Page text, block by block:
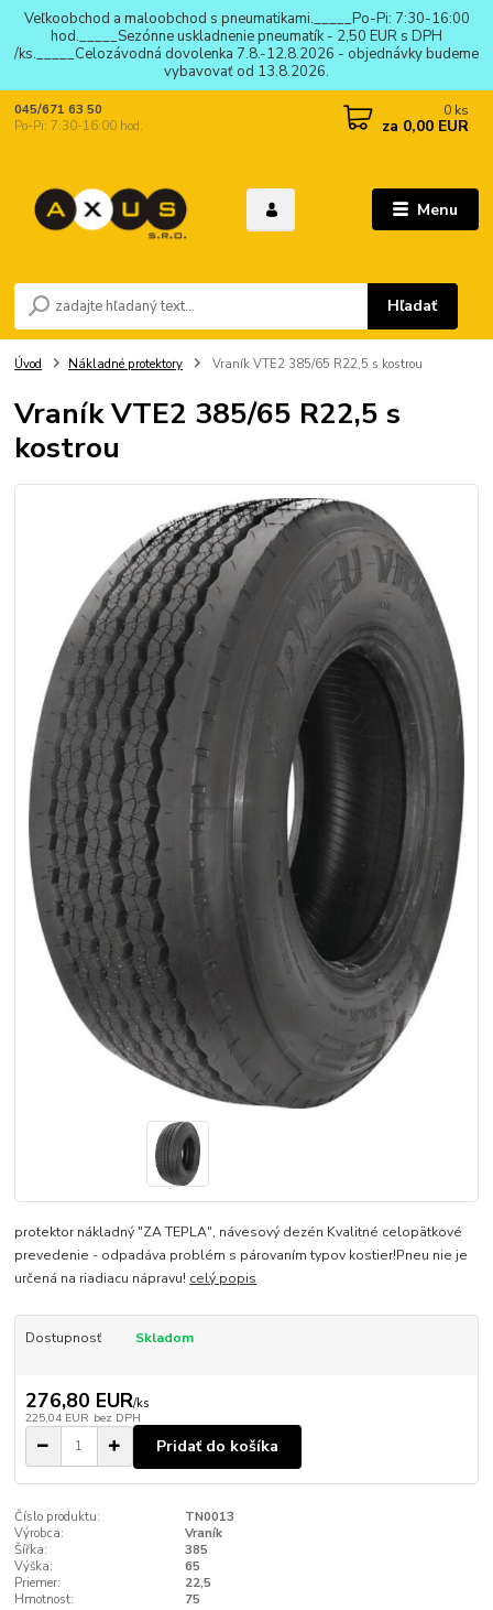
Veľkoobchod a maloobchod s pneumatikami._____Po-Pi: 7:30-16:00
hod._____Sezónne uskladnenie pneumatík - 2,50 EUR s DPH
/ks._____Celozávodná dovolenka 7.8.-12.8.2026 - objednávky budeme
vybavovať od 13.8.2026.
Menu
Hľadať
045/671 63 50
Po-Pi: 7:30-16:00 hod.
0 ks
za 0,00 EUR
Úvod Nákladné protektory Vraník VTE2 385/65 R22,5 s kostrou
Vraník VTE2 385/65 R22,5 s
kostrou
protektor nákladný "ZA TEPLA", návesový dezén Kvalitné celopätkové
prevedenie - odpadáva problém s párovaním typov kostier!Pneu nie je
určená na riadiacu nápravu! celý popis
Dostupnosť Skladom
276,80 EUR/ks
225,04 EUR bez DPH
Pridať do košíka
Číslo produktu:
TN0013
Výrobca:
Vraník
Šířka:
385
Výška:
65
Priemer:
22,5
Hmotnost:
75